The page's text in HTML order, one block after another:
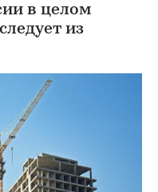
в целом
из